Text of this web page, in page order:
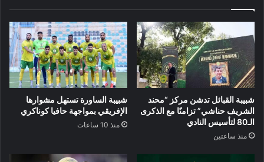
شبيبة القبائل تدشن مركز “محند
الشريف حناشي” تزامنًا مع الذكرى
الـ80 لتأسيس النادي
منذ ساعتين
شبيبة الساورة تستهل مشوارها
الإفريقي بمواجهة حافيا كوناكري
منذ 10 ساعات